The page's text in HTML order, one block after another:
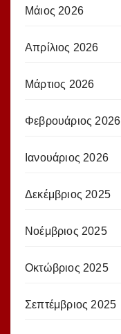
Μάιος 2026
Απρίλιος 2026
Μάρτιος 2026
Φεβρουάριος 2026
Ιανουάριος 2026
Δεκέμβριος 2025
Νοέμβριος 2025
Οκτώβριος 2025
Σεπτέμβριος 2025